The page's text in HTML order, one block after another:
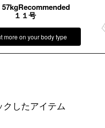
57kgRecommended
１１号
more on your body type
クしたアイテム